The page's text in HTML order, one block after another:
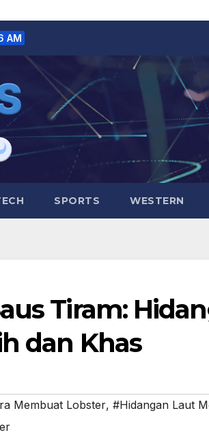
AM
SPORTS WESTERN
Tiram:
dan Khas
Membuat Lobster, #Hidangan Laut